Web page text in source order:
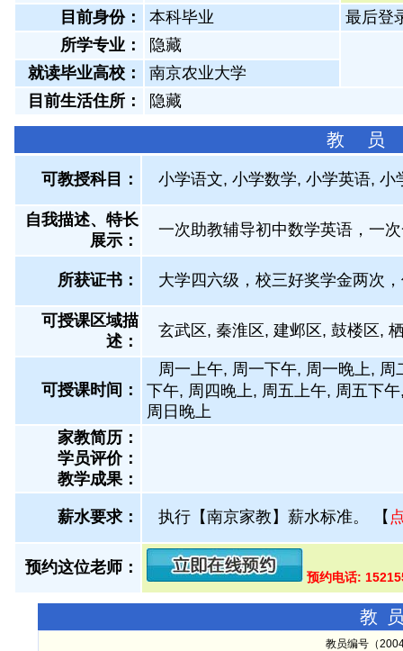
目前身份： 本科毕业
最后登
所学专业：
隐藏
就读毕业高校：
南京农业大学
目前生活住所：
隐藏
教 员
可教授科目： 小学语文, 小学数学, 小学英语,
自我描述、特长
展示 ：
一次助教辅导初中数学英语，一
所获证书 ： 大学四六级，校三好奖学金两次
可授课区域描
述：
玄武区, 秦淮区, 建邺区, 鼓楼区,
可授课时间：
周一上午, 周一下午, 周一晚上,
下午, 周四晚上, 周五上午, 周五下
周日晚上
家教简历：
学员评价：
教学成果：
薪水要求： 执行【南京家教】薪水标准。 【
预约这位老师：
预约电话:
教
教员编号（